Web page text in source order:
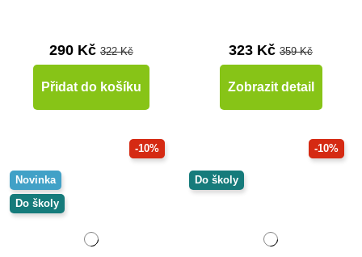
290 Kč 322 Kč
Přidat do košíku
323 Kč 359 Kč
Zobrazit detail
-10%
Novinka
Do školy
-10%
Do školy